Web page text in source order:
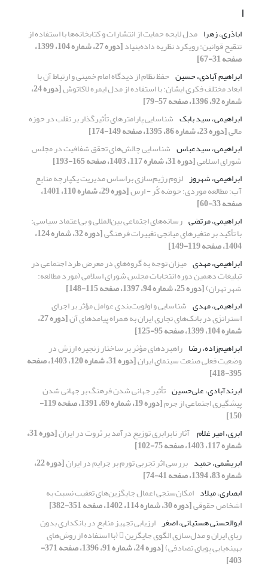
ا
اباذری، زهرا مدل لایحه حمایت از انتشارات و کتابخانه‌ها با استفاده از
تنقیح قوانین: رویکرد نظریه داده‌بنیاد [دوره 27، شماره 104، 1399،
صفحه 31-67]
ابراهیم آبادی، حسین حفظ نظام از دیدگاه امام خمینی و ارتباط آن با
ابعاد مختلف فکری ایشان: با استفاده از مدل ایمره لاکاتوش [دوره 24،
شماره 92، 1396، صفحه 57-79]
ابراهیمی، سید بابک شناسایی پارامترهای تأثیرگذار بر تقلب در حوزه
مالی[دوره 23، شماره 86، 1395، صفحه 149-174]
ابراهیمی، سیدعباس شناسایی چالش‌های تحقق شفافیت در مجلس
شورای اسلامی[دوره 31، شماره 117، 1403، صفحه 165-193]
ابراهیمی، شهروز لزوم رژیم‌سازی براساس مدیریت یکپارچه منابع
آب؛ مطالعه موردی: حوضه کُر - ارس [دوره 29، شماره 110، 1401،
صفحه 33-60]
ابراهیمی، مرتضی رسانه‌های اجتماعی بین‌المللی و بی‌اعتماد سیاسی:
با تأکید بر متغیرهای میانجی تغییرات فرهنگی [دوره 32، شماره 124،
1404، صفحه 119-149]
ابراهیمی، مهدی میزان توجه به گروه‌های در معرض طرد اجتماعی در
تبلیغات دهمین دوره انتخابات مجلس شورای اسلامی (مورد مطالعه:
شهر تهران)[دوره 25، شماره 94، 1397، صفحه 115-148]
ابراهیمی، مهدی شناسایی و اولویت‌بندی عوامل مؤثر بر اجرای
استراتژی در بانک‌های تجاری ایران به‌ همراه پیامدهای آن [دوره 27،
شماره 104، 1399، صفحه 95-125]
ابراهیم‌زاده، رضا راهبردهای مؤثر بر ساختار زنجیره ارزش در
وضعیت فعلی صنعت سینمای ایران [دوره 31، شماره 120، 1403، صفحه
395-418]
ابرندآبادی، علی‌حسین تأثیر جهانی شدن فرهنگ بر جهانی شدن
پیشگیری اجتماعی از جرم [دوره 19، شماره 69، 1391، صفحه 119-
150]
ابری، امیر غلام ‌ آثار نابرابری توزیع درآمد بر ثروت در ایران [دوره 31،
شماره 117، 1403، صفحه 75-102]
ابریشمی، حمید بررسی اثر تجربی تورم بر جرایم در ایران [دوره 22،
شماره 83، 1394، صفحه 41-74]
ابصاری، میلاد امکان‌سنجی اعمال جایگزین‌های تعقیب نسبت به
اشخاص حقوقی[دوره 30، شماره 114، 1402، صفحه 351-382]
ابوالحسنی هستیانی، اصغر ارزیابی تجهیز منابع در بانکداری بدون
ربای ایران و مدل‌سازی الگوی جایگزین  (با استفاده از روش‌های
بهینه‌یابی پویای تصادفی) [دوره 24، شماره 91، 1396، صفحه 371-
403]